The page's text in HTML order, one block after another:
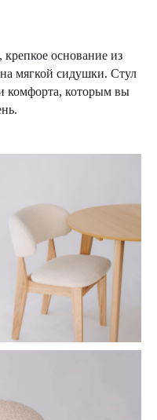
основание из
мягкой сидушки. Стул
которым вы